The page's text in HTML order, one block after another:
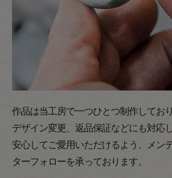
作品は当工房で一つひとつ制作してお
デザイン変更、返品保証などにも対応
安心してご愛用いただけるよう、メン
ターフォローを承っております。